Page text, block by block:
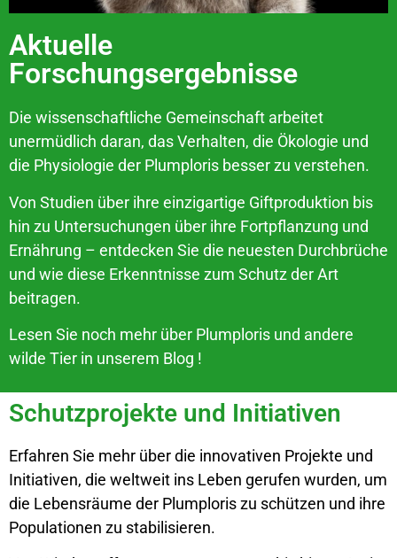
Aktuelle
Forschungsergebnisse
Die wissenschaftliche Gemeinschaft arbeitet
unermüdlich daran, das Verhalten, die Ökologie und
die Physiologie der Plumploris besser zu verstehen.
Von Studien über ihre einzigartige Giftproduktion bis
hin zu Untersuchungen über ihre Fortpflanzung und
Ernährung – entdecken Sie die neuesten Durchbrüche
und wie diese Erkenntnisse zum Schutz der Art
beitragen.
Lesen Sie noch mehr über Plumploris und andere
wilde Tier in unserem Blog !
Schutzprojekte und Initiativen
Erfahren Sie mehr über die innovativen Projekte und
Initiativen, die weltweit ins Leben gerufen wurden, um
die Lebensräume der Plumploris zu schützen und ihre
Populationen zu stabilisieren.